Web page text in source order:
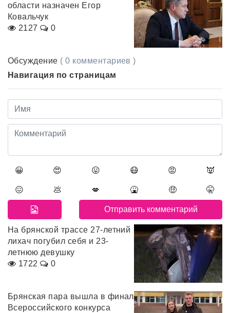
области назначен Егор
Ковальчук
2127
0
Обсуждение ( 0 комментариев )
Навигация по страницам
😀 😍 😛 😷 😡 👿
😖 💩 💋 🤮 🤑 🤫
На брянской трассе 27-летний
лихач погубил себя и 23-
летнюю девушку
1722
0
Брянская пара вышла в финал
Всероссийского конкурса